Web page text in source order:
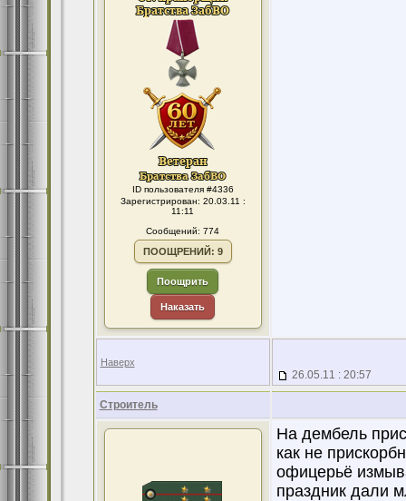
ID пользователя #4336
Зарегистрирован: 20.03.11 :
11:11
Сообщений: 774
ПООЩРЕНИЙ: 9
Поощрить
Наказать
Наверх
26.05.11 : 20:57
Строитель
На дембель
как не
офицерьё
праздник дали